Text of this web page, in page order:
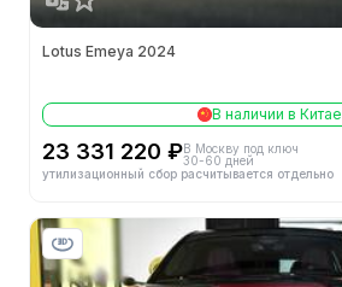
Lotus Emeya 2024
В наличии в Китае
23 331 220 ₽В Москву под ключ
30-60 дней
утилизационный сбор расчитывается отдельно